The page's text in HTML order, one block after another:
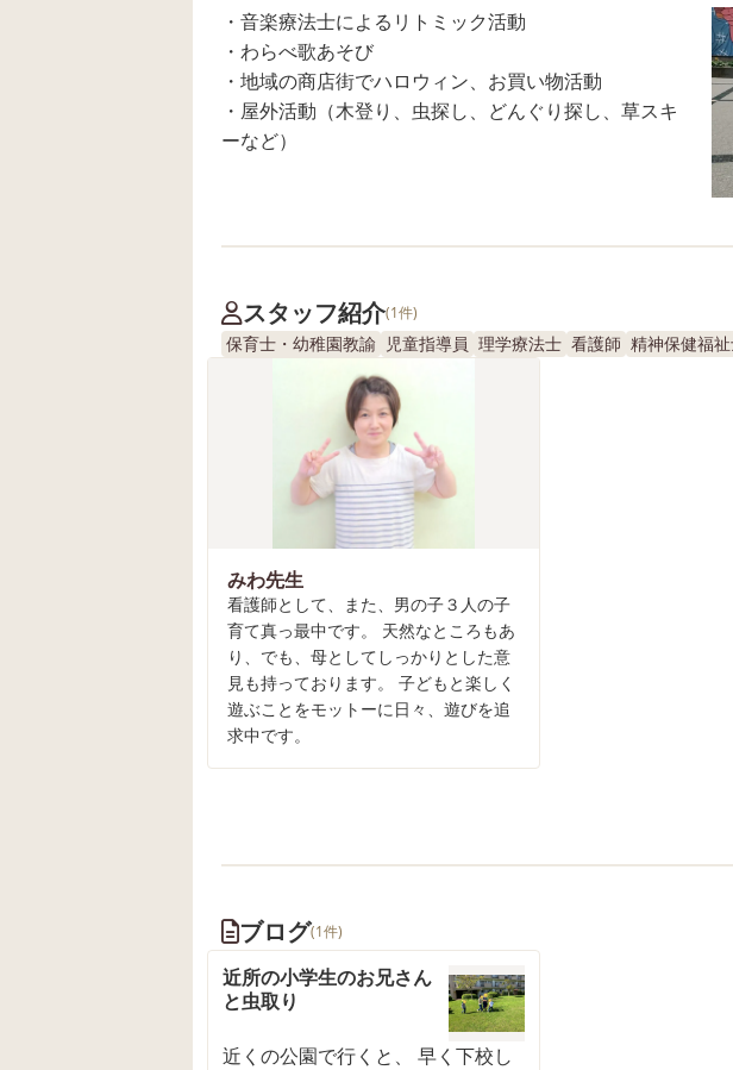
・音楽療法士によるリトミック活動
・わらべ歌あそび
・地域の商店街でハロウィン、お買い物活動
・屋外活動（木登り、虫探し、どんぐり探し、草スキ
ーなど）
スタッフ紹介(1件)
保育士・幼稚園教諭 児童指導員 理学療法士 看護師 精神保健福
みわ先生
看護師として、また、男の子３人の子
育て真っ最中です。 天然なところもあ
り、でも、母としてしっかりとした意
見も持っております。 子どもと楽しく
遊ぶことをモットーに日々、遊びを追
求中です。
ブログ(1件)
近所の小学生のお兄さん
と虫取り
近くの公園で行くと、 早く下校し